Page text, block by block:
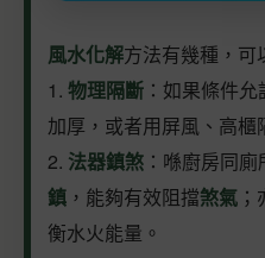
風水化解方法有幾種，可
1. 物理隔斷 ：如果條件
加厚，或者用屏風、高櫃
2. 法器鎮煞 ：喺廚房同
鎮 ，能夠有效阻擋煞氣
衡水火能量。